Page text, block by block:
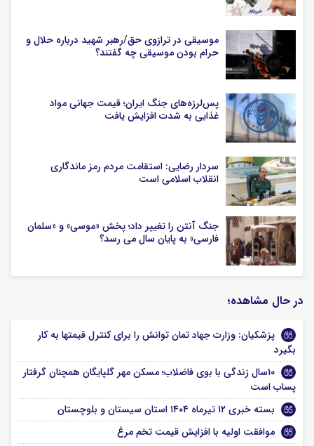
موسیقی در ترازوی حق/رهبر شهید درباره حلال و
حرام بودن موسیقی چه گفتند؟
پس‌لرزه‌های جنگ ایران؛ قیمت جهانی مواد
غذایی به شدت افزایش یافت
سردار رضایی: استقامت مردم رمز ماندگاری
انقلاب اسلامی است
جنگ آنتن را تغییر داد؛ پخش «موسی» و «سلمان
فارسی» به پایان سال می رسد؟
در حال مشاهده؛
پزشکیان: وزارت جهاد تمان توانش را برای کنترل قیمتها به کار
بگیرد
۱۰سال زندگی با بوی فاضلاب؛ مسکن مهر گلپایگان همچنان گرفتار
پساب است
بسته خبری ۱۲ تیرماه ۱۴۰۴ استان سیستان و بلوچستان
موافقت اولیه با افزایش قیمت تخم مرغ